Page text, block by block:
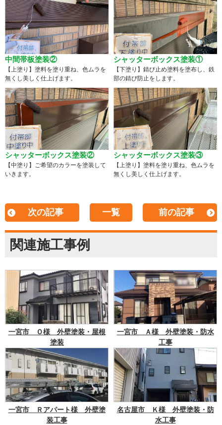
中間帯板塗装②
【上塗り】塗料を塗り重ね、色ムラを
無くし美しく仕上げます。
シャッターボックス塗装①
【下塗り】錆び止め塗料を塗布し、鉄
部の錆び防止をします。
シャッターボックス塗装②
【中塗り】ご希望のカラーを塗装して
いきます。
シャッターボックス塗装③
【上塗り】塗料を塗り重ね、色ムラを
無くし美しく仕上げます。
次の記事 一覧 前の記事
関連施工事例
一宮市 Ｏ様 外壁塗装・屋根
塗装
一宮市 Ａ様 外壁塗装・防水
工事
一宮市 Ｒアパート様 外壁塗
装工事
名古屋市 Ｋ様 外壁塗装・防
水工事